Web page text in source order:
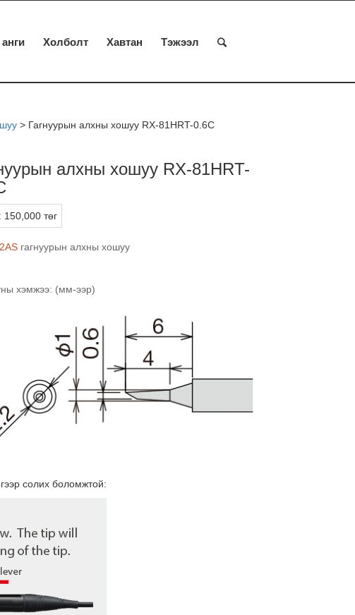
Холболт Хавтан Тэжээл
> Гагнуурын алхны хошуу RX-81HRT-0.6C
алхны хошуу RX-81HRT-
150,000 төг
гагнуурын алхны хошуу
хэмжээ: (мм-ээр)
солих боломжтой: